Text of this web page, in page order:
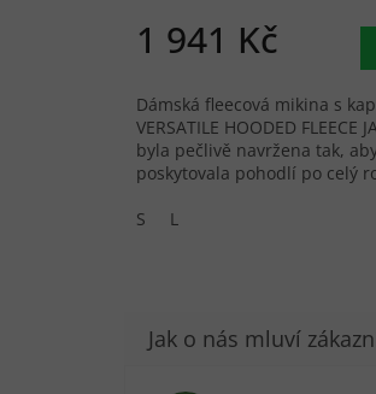
1 941 Kč
Dámská fleecová mikina s
VERSATILE HOODED FLEECE
byla pečlivě navržena tak,
poskytovala pohodlí po celý
S
L